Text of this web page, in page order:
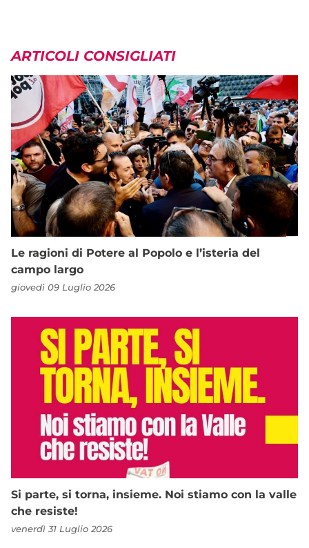
ARTICOLI CONSIGLIATI
Le ragioni di Potere al Popolo e l’isteria del
campo largo
giovedì 09 Luglio 2026
Si parte, si torna, insieme. Noi stiamo con la valle
che resiste!
venerdì 31 Luglio 2026